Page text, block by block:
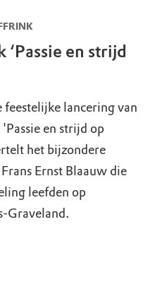
en strijd
lancering van
en strijd op
het bijzondere
Ernst Blaauw die
leefden op
Graveland.